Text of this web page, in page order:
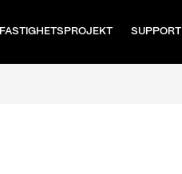
FASTIGHETSPROJEKT SUPPORT